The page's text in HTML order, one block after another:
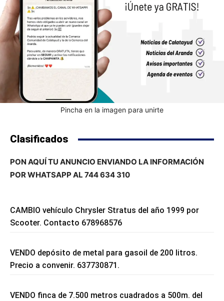
Pincha en la imagen para unirte
Clasificados
PON AQUÍ TU ANUNCIO ENVIANDO LA INFORMACIÓN
POR WHATSAPP AL 744 634 310
CAMBIO vehículo Chrysler Stratus del año 1999 por
Scooter. Contacto 678968576
VENDO depósito de metal para gasoil de 200 litros.
Precio a convenir. 637730871.
VENDO finca de 7.500 metros cuadrados a 500m. del